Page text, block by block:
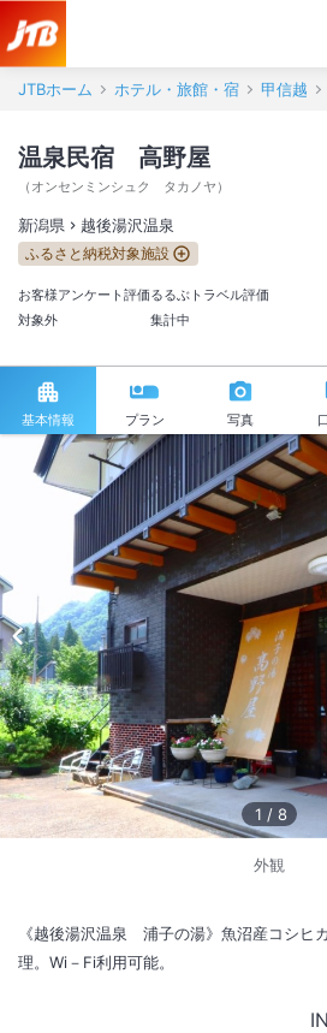
JTBホーム ホテル・旅館・宿 甲信越
温泉民宿 高野屋
（ オンセンミンシュク タカノヤ ）
新潟県 越後湯沢温泉
ふるさと納税対象施設
お客様アンケート評価
対象外
るるぶトラベル評価
集計中
基本情報 プラン 写真
1 / 8
外観
《越後湯沢温泉 浦子の湯》魚沼産コシヒ
理。Wi－Fi利用可能。
IN